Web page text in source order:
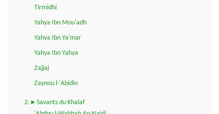
Tirmidhi
Yahya Ibn Mou'adh
Yahya Ibn Ya'mar
Yahya Ibn Yahya
Zajjaj
Zaynou l-'Abidin
2.►Savants du Khalaf